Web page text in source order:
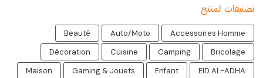
تصنيفات المنتج
Accessoires Homme
Auto/Moto
Beauté
Bricolage
Camping
Cuisine
Décoration
EID AL-ADHA
Enfant
Gaming & Jouets
Maison